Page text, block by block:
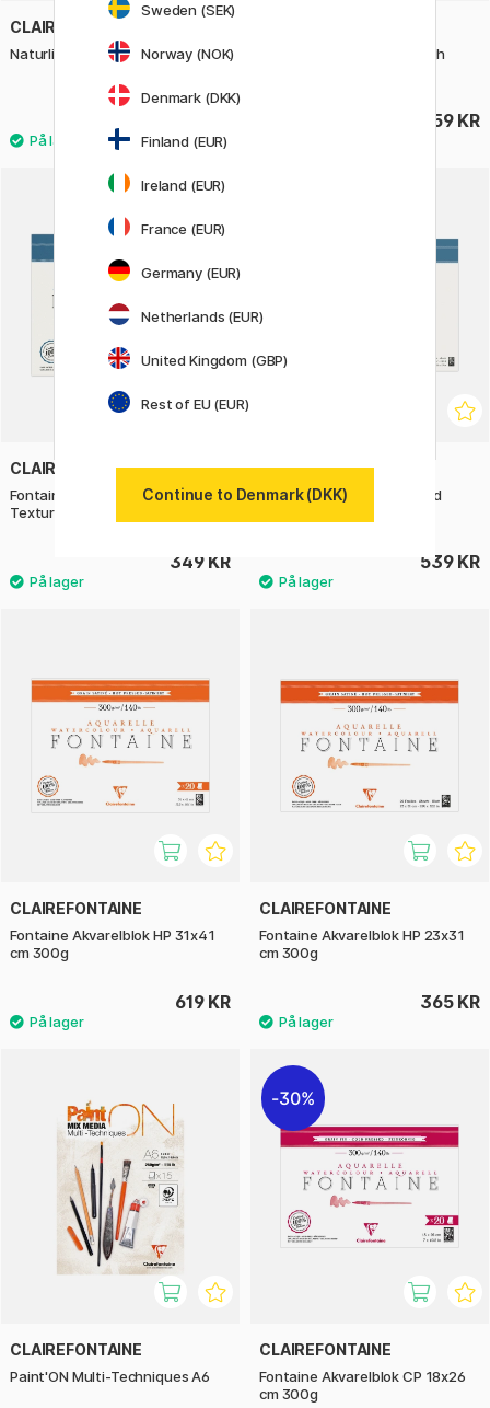
CLAIREFONTAINE
Naturlig raffiakugle 50g
Fontaine Akvarelblok Rough
759 KR
CLAIREFONTAINE
Fontaine Akvarelblok Cloud
Texture 24x30 cm 300g
349 KR
CLAIREFONTAINE
Fontaine Akvarelblok Cloud
539 KR
CLAIREFONTAINE
Fontaine Akvarelblok HP 31x41
cm 300g
619 KR
CLAIREFONTAINE
Fontaine Akvarelblok HP 23x31
cm 300g
365 KR
CLAIREFONTAINE
Paint'ON Multi-Techniques A6
30%
CLAIREFONTAINE
Fontaine Akvarelblok CP 18x26
cm 300g
Sweden (SEK)
Norway (NOK)
Denmark (DKK)
Finland (EUR)
Ireland (EUR)
France (EUR)
Germany (EUR)
Netherlands (EUR)
United Kingdom (GBP)
Rest of EU (EUR)
Continue to Denmark (DKK)